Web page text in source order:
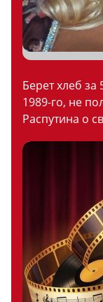
Берет хлеб за
1989-го, не
Распутина о